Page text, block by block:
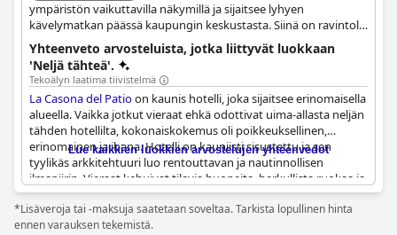
ympäristön vaikuttavilla näkymillä ja sijaitsee lyhyen
kävelymatkan päässä kaupungin keskustasta. Siinä on ravintola,
ilmainen Wi-Fi, ilmastoituja huoneita, ja se on lähellä Tenon
luonnonpuistoa, mikä tekee siitä ihanteellisen sekä
rentoutumiseen että tutkimiseen.
Yhteenveto arvosteluista, jotka liittyvät luokkaan
'Neljä tähteä'.
Tekoälyn laatima tiivistelmä
La Casona del Patioon kaunis hotelli, joka sijaitsee erinomaisella
alueella. Vaikka jotkut vieraat ehkä odottivat uima-allasta neljän
tähden hotellilta, kokonaiskokemus oli poikkeuksellinen,
erinomainen ja ihana. Hotelli on kauniisti sisustettu ja sen
tyylikäs arkkitehtuuri luo rentouttavan ja nautinnollisen
ilmapiirin. Vieraat kehuivat tilavia huoneita, herkullista ruokaa ja
lämmintä vastaanottoa henkilökunnalta. Hotelli tarjoaa kaikki
neljän tähden hotellilta odotettavat palvelut ja tilat. Jotkut
vieraat jopa kuvasivat sitä ehdottomaksi nähtävyydeksi. Myös
Lue kaikkien luokkien arvostelujen yhteenvedot
*Lisäveroja tai -maksuja saatetaan soveltaa. Tarkista lopullinen hinta
ennen varauksen tekemistä.